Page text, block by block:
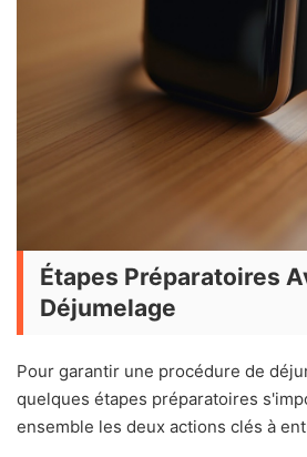
Étapes Préparatoires
Déjumelage
Pour garantir une procédure de
quelques étapes préparatoires
ensemble les deux actions clés à